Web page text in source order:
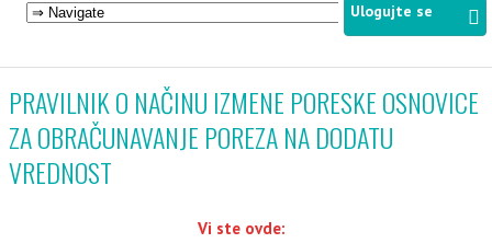
PRAVILNIK O NAČINU IZMENE PORESKE OSNOVICE
ZA OBRAČUNAVANJE POREZA NA DODATU
VREDNOST
Vi ste ovde:
Ulogujte se